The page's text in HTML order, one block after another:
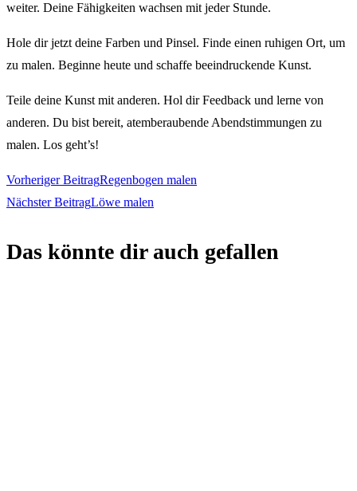
weiter. Deine Fähigkeiten wachsen mit jeder Stunde.
Hole dir jetzt deine Farben und Pinsel. Finde einen ruhigen Ort, um
zu malen. Beginne heute und schaffe beeindruckende Kunst.
Teile deine Kunst mit anderen. Hol dir Feedback und lerne von
anderen. Du bist bereit, atemberaubende Abendstimmungen zu
malen. Los geht’s!
Weitere
ansehen
Vorheriger BeitragRegenbogen malen
Nächster BeitragLöwe malen
Das könnte dir auch gefallen